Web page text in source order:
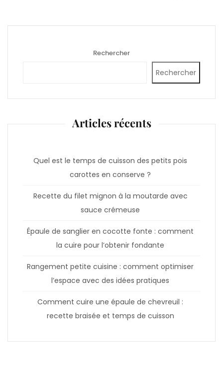
Rechercher
Rechercher
Articles récents
Quel est le temps de cuisson des petits pois
carottes en conserve ?
Recette du filet mignon à la moutarde avec
sauce crémeuse
Épaule de sanglier en cocotte fonte : comment
la cuire pour l’obtenir fondante
Rangement petite cuisine : comment optimiser
l’espace avec des idées pratiques
Comment cuire une épaule de chevreuil :
recette braisée et temps de cuisson